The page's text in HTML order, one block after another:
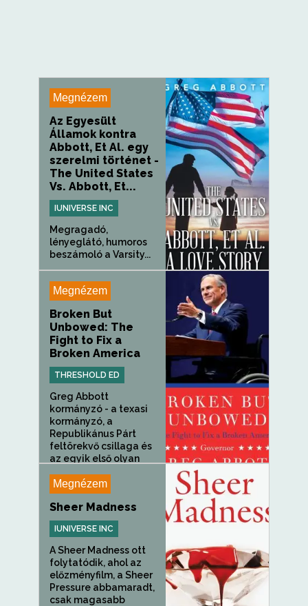
Megnézem
Az Egyesült
Államok kontra
Abbott, Et Al. egy
szerelmi történet -
The United States
Vs. Abbott, Et...
IUNIVERSE INC
Megragadó,
lényeglátó, humoros
beszámoló a Varsity...
Megnézem
Broken But
Unbowed: The
Fight to Fix a
Broken America
THRESHOLD ED
Greg Abbott
kormányzó - a texasi
kormányzó, a
Republikánus Párt
feltörekvő csillaga és
az egyik első olyan
Megnézem
Sheer Madness
IUNIVERSE INC
A Sheer Madness ott
folytatódik, ahol az
előzményfilm, a Sheer
Pressure abbamaradt,
csak magasabb